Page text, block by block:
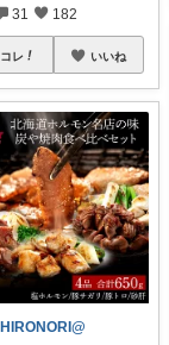
31 182
コレ いいね
HIRONORI@